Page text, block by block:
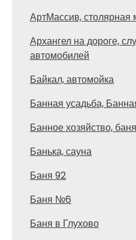
АртМассив, столярная
Архангел на дороге,
автомобилей
Байкал, автомойка
Банная усадьба,
Банное хозяйство,
Банька, сауна
Баня 92
Баня №6
Баня в Глухово